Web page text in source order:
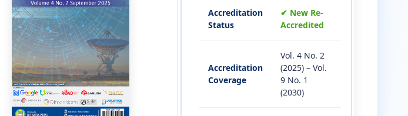
Accreditation
Status
✔ New Re-
Accredited
Accreditation
Coverage
Vol. 4 No. 2
(2025) – Vol.
9 No. 1
(2030)